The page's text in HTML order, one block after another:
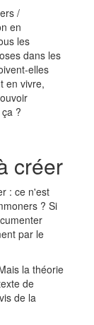
/
en
les
dans les
elles
en vivre,
?
créer
: ce n'est
? Si
par le
la théorie
de
de la